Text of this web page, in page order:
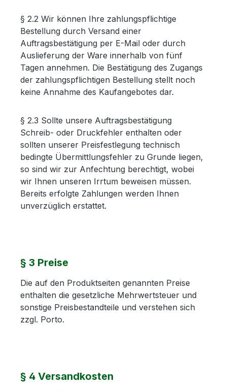
§ 2.2 Wir können Ihre zahlungspflichtige
Bestellung durch Versand einer
Auftragsbestätigung per E-Mail oder durch
Auslieferung der Ware innerhalb von fünf
Tagen annehmen. Die Bestätigung des Zugangs
der zahlungspflichtigen Bestellung stellt noch
keine Annahme des Kaufangebotes dar.
§ 2.3 Sollte unsere Auftragsbestätigung
Schreib- oder Druckfehler enthalten oder
sollten unserer Preisfestlegung technisch
bedingte Übermittlungsfehler zu Grunde liegen,
so sind wir zur Anfechtung berechtigt, wobei
wir Ihnen unseren Irrtum beweisen müssen.
Bereits erfolgte Zahlungen werden Ihnen
unverzüglich erstattet.
§ 3 Preise
Die auf den Produktseiten genannten Preise
enthalten die gesetzliche Mehrwertsteuer und
sonstige Preisbestandteile und verstehen sich
zzgl. Porto.
§ 4 Versandkosten